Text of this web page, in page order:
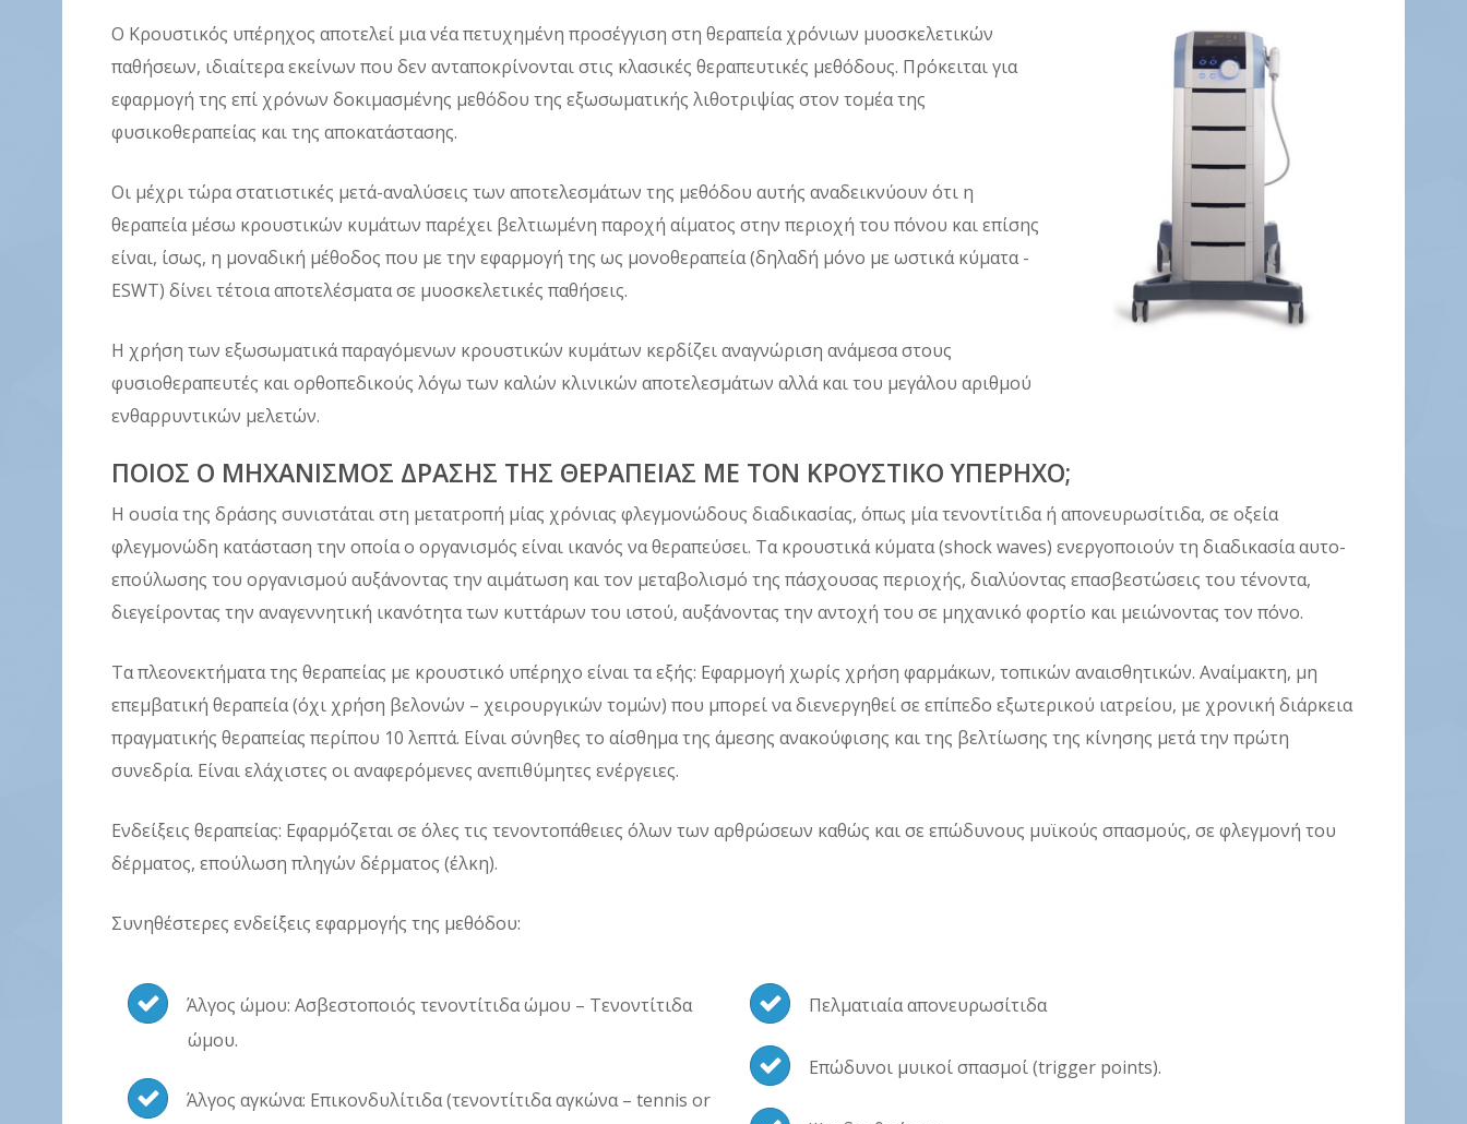
O Κρουστικός υπέρηχος αποτελεί μια νέα πετυχημένη προσέγγιση στη θεραπεία χρόνιων μυοσκελετικών
παθήσεων, ιδιαίτερα εκείνων που δεν ανταποκρίνονται στις κλασικές θεραπευτικές μεθόδους. Πρόκειται για
εφαρμογή της επί χρόνων δοκιμασμένης μεθόδου της εξωσωματικής λιθοτριψίας στον τομέα της
φυσικοθεραπείας και της αποκατάστασης.
Οι μέχρι τώρα στατιστικές μετά-αναλύσεις των αποτελεσμάτων της μεθόδου αυτής αναδεικνύουν ότι η
θεραπεία μέσω κρουστικών κυμάτων παρέχει βελτιωμένη παροχή αίματος στην περιοχή του πόνου και επίσης
είναι, ίσως, η μοναδική μέθοδος που με την εφαρμογή της ως μονοθεραπεία (δηλαδή μόνο με ωστικά κύματα -
ESWT) δίνει τέτοια αποτελέσματα σε μυοσκελετικές παθήσεις.
Η χρήση των εξωσωματικά παραγόμενων κρουστικών κυμάτων κερδίζει αναγνώριση ανάμεσα στους
φυσιοθεραπευτές και ορθοπεδικούς λόγω των καλών κλινικών αποτελεσμάτων αλλά και του μεγάλου αριθμού
ενθαρρυντικών μελετών.
ΠΟΙΟΣ Ο ΜΗΧΑΝΙΣΜΟΣ ΔΡΑΣΗΣ ΤΗΣ ΘΕΡΑΠΕΙΑΣ ΜΕ ΤΟΝ ΚΡΟΥΣΤΙΚΟ ΥΠΕΡΗΧΟ;
Η ουσία της δράσης συνιστάται στη μετατροπή μίας χρόνιας φλεγμονώδους διαδικασίας, όπως μία τενοντίτιδα ή απονευρωσίτιδα, σε οξεία
φλεγμονώδη κατάσταση την οποία ο οργανισμός είναι ικανός να θεραπεύσει. Τα κρουστικά κύματα (shock waves) ενεργοποιούν τη διαδικασία αυτο-
επούλωσης του οργανισμού αυξάνοντας την αιμάτωση και τον μεταβολισμό της πάσχουσας περιοχής, διαλύοντας επασβεστώσεις του τένοντα,
διεγείροντας την αναγεννητική ικανότητα των κυττάρων του ιστού, αυξάνοντας την αντοχή του σε μηχανικό φορτίο και μειώνοντας τον πόνο.
Τα πλεονεκτήματα της θεραπείας με κρουστικό υπέρηχο είναι τα εξής: Εφαρμογή χωρίς χρήση φαρμάκων, τοπικών αναισθητικών. Αναίμακτη, μη
επεμβατική θεραπεία (όχι χρήση βελονών – χειρουργικών τομών) που μπορεί να διενεργηθεί σε επίπεδο εξωτερικού ιατρείου, με χρονική διάρκεια
πραγματικής θεραπείας περίπου 10 λεπτά. Είναι σύνηθες το αίσθημα της άμεσης ανακούφισης και της βελτίωσης της κίνησης μετά την πρώτη
συνεδρία. Είναι ελάχιστες οι αναφερόμενες ανεπιθύμητες ενέργειες.
Ενδείξεις θεραπείας: Εφαρμόζεται σε όλες τις τενοντοπάθειες όλων των αρθρώσεων καθώς και σε επώδυνους μυϊκούς σπασμούς, σε φλεγμονή του
δέρματος, επούλωση πληγών δέρματος (έλκη).
Συνηθέστερες ενδείξεις εφαρμογής της μεθόδου:
Άλγος ώμου: Ασβεστοποιός τενοντίτιδα ώμου – Τενοντίτιδα
ώμου.
Άλγος αγκώνα: Επικονδυλίτιδα (τενοντίτιδα αγκώνα – tennis or
Πελματιαία απονευρωσίτιδα
Επώδυνοι μυικοί σπασμοί (trigger points).